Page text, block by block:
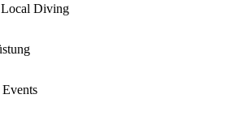
Diving